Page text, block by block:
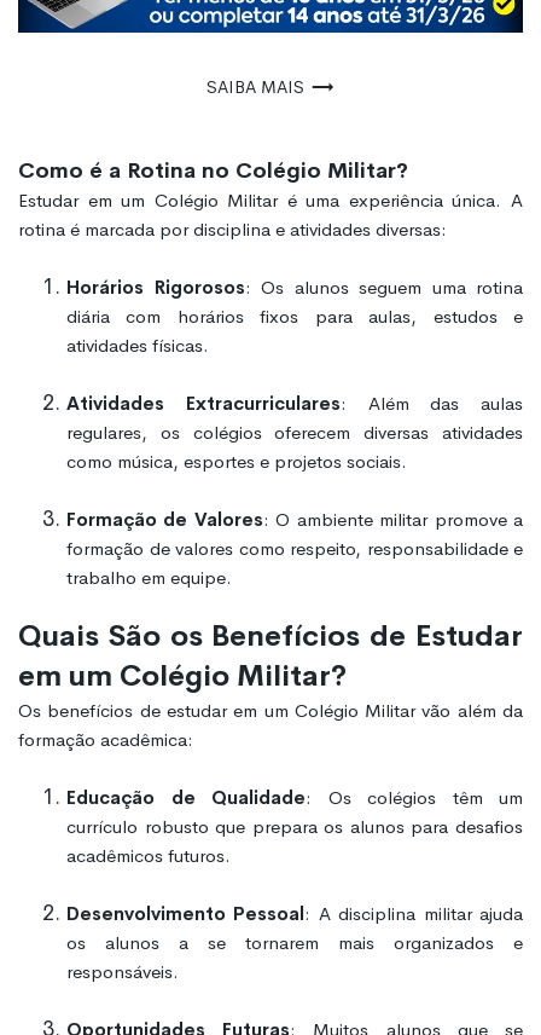
Saiba mais
Como é a Rotina no Colégio Militar?
Estudar em um Colégio Militar é uma experiência única. A
rotina é marcada por disciplina e atividades diversas:
Horários Rigorosos: Os alunos seguem uma rotina
diária com horários fixos para aulas, estudos e
atividades físicas.
Atividades Extracurriculares: Além das aulas
regulares, os colégios oferecem diversas atividades
como música, esportes e projetos sociais.
Formação de Valores: O ambiente militar promove a
formação de valores como respeito, responsabilidade e
trabalho em equipe.
Quais São os Benefícios de Estudar
em um Colégio Militar?
Os benefícios de estudar em um Colégio Militar vão além da
formação acadêmica:
Educação de Qualidade: Os colégios têm um
currículo robusto que prepara os alunos para desafios
acadêmicos futuros.
Desenvolvimento Pessoal: A disciplina militar ajuda
os alunos a se tornarem mais organizados e
responsáveis.
Oportunidades Futuras: Muitos alunos que se